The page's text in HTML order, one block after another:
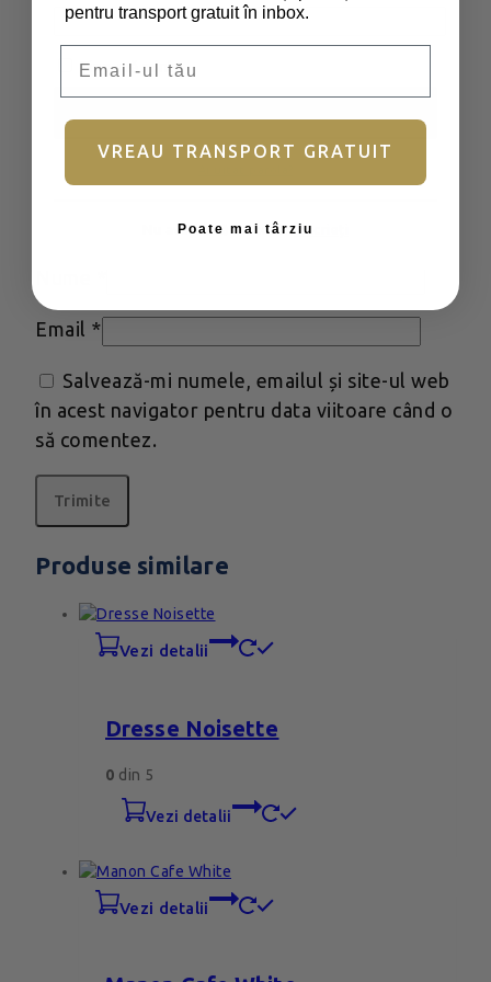
Recenzia ta
Email *
Salvează-mi numele, emailul și site-ul web
în acest navigator pentru data viitoare când o
să comentez.
Produse similare
vezi detalii
Dresse Noisette
0 din 5
vezi detalii
vezi detalii
Ține-mă minte
Nu aveți încă un cont?Înscrieți
pentru transport gratuit în inbox.
VREAU TRANSPORT GRATUIT
Poate mai târziu